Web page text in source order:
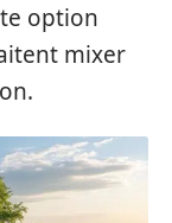
option
mixer